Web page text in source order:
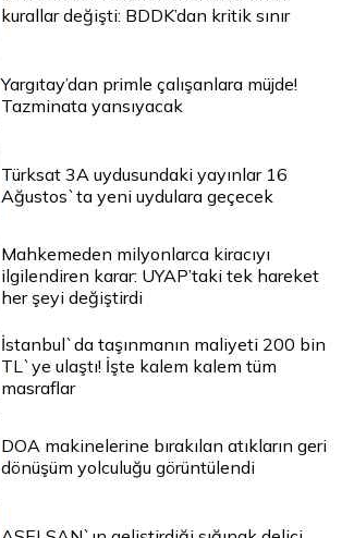
kurallar değişti: BDDK’dan kritik sınır
Yargıtay’dan primle çalışanlara müjde!
Tazminata yansıyacak
Türksat 3A uydusundaki yayınlar 16
Ağustos`ta yeni uydulara geçecek
Mahkemeden milyonlarca kiracıyı
ilgilendiren karar: UYAP’taki tek hareket
her şeyi değiştirdi
İstanbul`da taşınmanın maliyeti 200 bin
TL`ye ulaştı! İşte kalem kalem tüm
masraflar
DOA makinelerine bırakılan atıkların geri
dönüşüm yolculuğu görüntülendi